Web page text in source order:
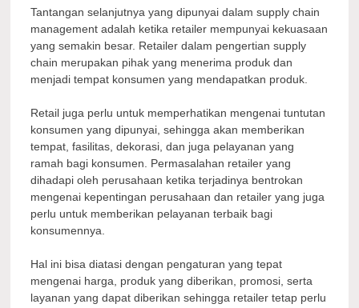
Tantangan selanjutnya yang dipunyai dalam supply chain
management adalah ketika retailer mempunyai kekuasaan
yang semakin besar. Retailer dalam pengertian supply
chain merupakan pihak yang menerima produk dan
menjadi tempat konsumen yang mendapatkan produk.
Retail juga perlu untuk memperhatikan mengenai tuntutan
konsumen yang dipunyai, sehingga akan memberikan
tempat, fasilitas, dekorasi, dan juga pelayanan yang
ramah bagi konsumen. Permasalahan retailer yang
dihadapi oleh perusahaan ketika terjadinya bentrokan
mengenai kepentingan perusahaan dan retailer yang juga
perlu untuk memberikan pelayanan terbaik bagi
konsumennya.
Hal ini bisa diatasi dengan pengaturan yang tepat
mengenai harga, produk yang diberikan, promosi, serta
layanan yang dapat diberikan sehingga retailer tetap perlu